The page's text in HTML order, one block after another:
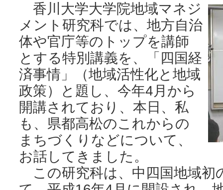
香川大学大学院地域マネジ
メント研究科では、地方自治
体や官庁等のトップを講師
とする特別講義を、「四国経
済事情」（地域活性化と地域
政策）と題し、今年4月から
開講されており、本日、私
も、県都高松のこれからの
まちづくりなどについて、
お話してきました。
この研究科は、中四国地域初